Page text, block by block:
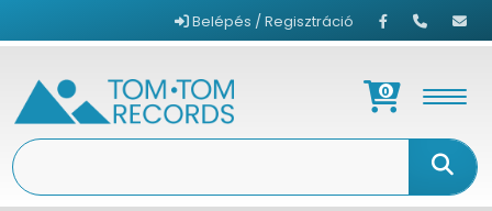
Belépés / Regisztráció
0